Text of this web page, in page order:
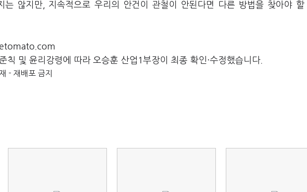
는 않지만
지속적으로 우리의 안건이 관철이 안된다면 다른 방법을 찾아야
칙 및 윤리강령에 따라 오승훈 산업1부장이 최종 확인·수정했습니다.
- 재배포 금지